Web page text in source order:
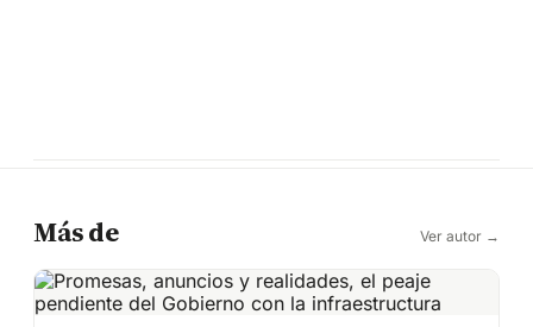
Más de Ver autor →